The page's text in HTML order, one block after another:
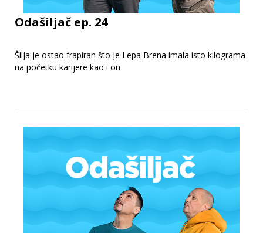
Odašiljač ep. 24
Šilja je ostao frapiran što je Lepa Brena imala isto kilograma
na početku karijere kao i on